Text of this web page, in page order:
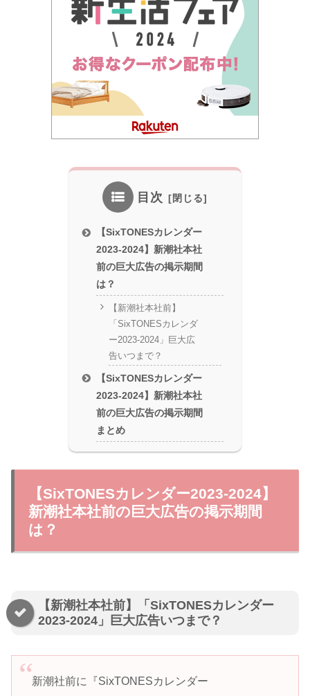
目次
【SixTONESカレンダー
2023-2024】新潮社本社
前の巨大広告の掲示期間
は？
【新潮社本社前】
「SixTONESカレンダ
ー2023-2024」巨大広
告いつまで？
【SixTONESカレンダー
2023-2024】新潮社本社
前の巨大広告の掲示期間
まとめ
【SixTONESカレンダー2023-2024】
新潮社本社前の巨大広告の掲示期間
は？
【新潮社本社前】「SixTONESカレンダー
2023-2024」巨大広告いつまで？
新潮社前に『SixTONESカレンダー